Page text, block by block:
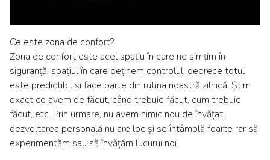
Ce este zona de confort?
Zona de confort este acel spațiu în care ne simțim în
siguranță, spațiul în care deținem controlul, deorece totul
este predictibil și face parte din rutina noastră zilnică. Știm
exact ce avem de făcut, când trebuie făcut, cum trebuie
făcut, etc. Prin urmare, nu avem nimic nou de învățat,
dezvoltarea personală nu are loc și se întâmplă foarte rar să
experimentăm sau să învățăm lucurui noi.